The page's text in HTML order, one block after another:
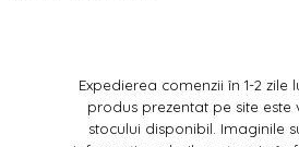
Expedierea comenzii în 1-2 zile
produs prezentat pe site este
stocului disponibil. Imaginile